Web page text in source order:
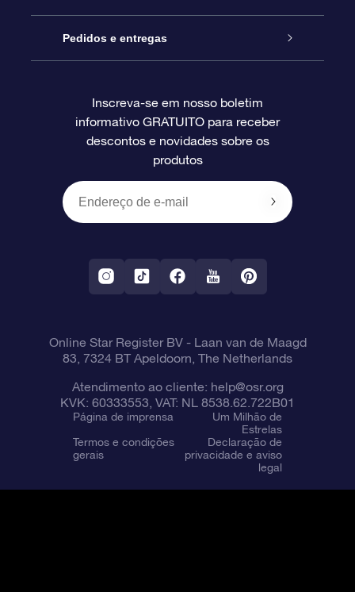
Blog
Avaliações
Pacote de presente da OSR
O cartão de presente da OSR
Presentes corporativos
Star Register
Página estelar personalizada
Um Milhão de Estrelas
OSR Starsaver
Aplicativo RV Fly me to the stars
Pedidos e entregas
Informações de pagamento
Política de devolução
Constelações
Inscreva-se em nosso boletim
informativo GRATUITO para receber
descontos e novidades sobre os
produtos
Online Star Register BV- Laan van de Maagd
83, 7324 BT Apeldoorn, The Netherlands
Atendimento ao cliente: help@osr.org
KVK: 60333553, VAT: NL 8538.62.722B01
Página de imprensa
Um Milhão de
Estrelas
Termos e condições
gerais
Declaração de
privacidade e aviso
legal